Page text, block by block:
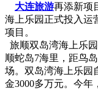
大连旅游再添新项
海上乐园正式投入运
项目。
旅顺双岛湾海上乐
顺蛇岛7海里，距鸟
场。双岛湾海上乐园
金3000多万元。今年